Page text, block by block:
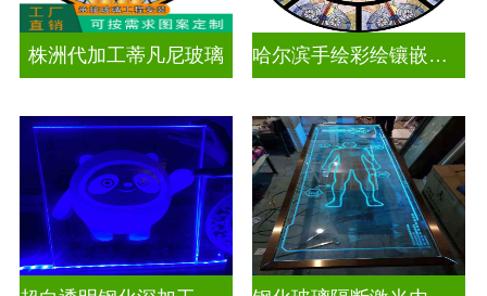
株洲代加工蒂凡尼玻璃 哈尔滨手绘彩绘镶嵌玻璃